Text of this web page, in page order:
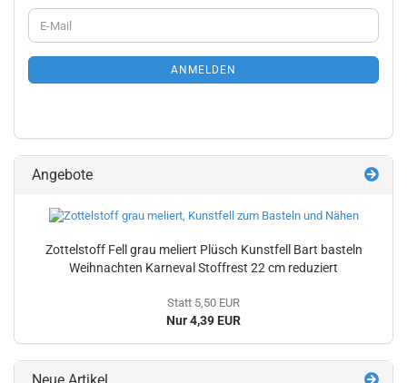
WEITER
ZUR
ANMELDUNG
E-
Mail
ANMELDEN
Angebote
Zottelstoff Fell grau meliert Plüsch Kunstfell Bart basteln
Weihnachten Karneval Stoffrest 22 cm reduziert
Statt 5,50 EUR
Nur 4,39 EUR